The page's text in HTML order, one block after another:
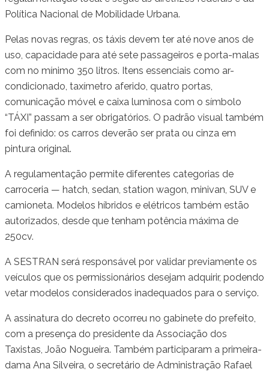
Política Nacional de Mobilidade Urbana.
Pelas novas regras, os táxis devem ter até nove anos de
uso, capacidade para até sete passageiros e porta-malas
com no mínimo 350 litros. Itens essenciais como ar-
condicionado, taxímetro aferido, quatro portas,
comunicação móvel e caixa luminosa com o símbolo
“TÁXI” passam a ser obrigatórios. O padrão visual também
foi definido: os carros deverão ser prata ou cinza em
pintura original.
A regulamentação permite diferentes categorias de
carroceria — hatch, sedan, station wagon, minivan, SUV e
camioneta. Modelos híbridos e elétricos também estão
autorizados, desde que tenham potência máxima de
250cv.
A SESTRAN será responsável por validar previamente os
veículos que os permissionários desejam adquirir, podendo
vetar modelos considerados inadequados para o serviço.
A assinatura do decreto ocorreu no gabinete do prefeito,
com a presença do presidente da Associação dos
Taxistas, João Nogueira. Também participaram a primeira-
dama Ana Silveira, o secretário de Administração Rafael